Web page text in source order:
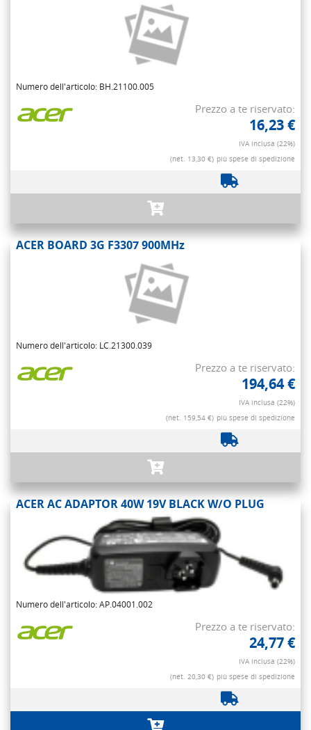
Numero dell'articolo: BH.21100.005
Prezzo a te riservato:
16,23 €
IVA inclusa (22%)
(net. 13,30 €) più spese di spedizione
ACER BOARD 3G F3307 900MHz
Numero dell'articolo: LC.21300.039
Prezzo a te riservato:
194,64 €
IVA inclusa (22%)
(net. 159,54 €) più spese di spedizione
ACER AC ADAPTOR 40W 19V BLACK W/O PLUG
Numero dell'articolo: AP.04001.002
Prezzo a te riservato:
24,77 €
IVA inclusa (22%)
(net. 20,30 €) più spese di spedizione